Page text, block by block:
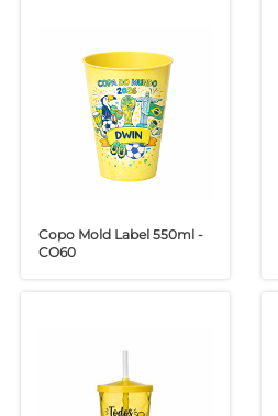
Copo Mold Label 550ml -
CO60